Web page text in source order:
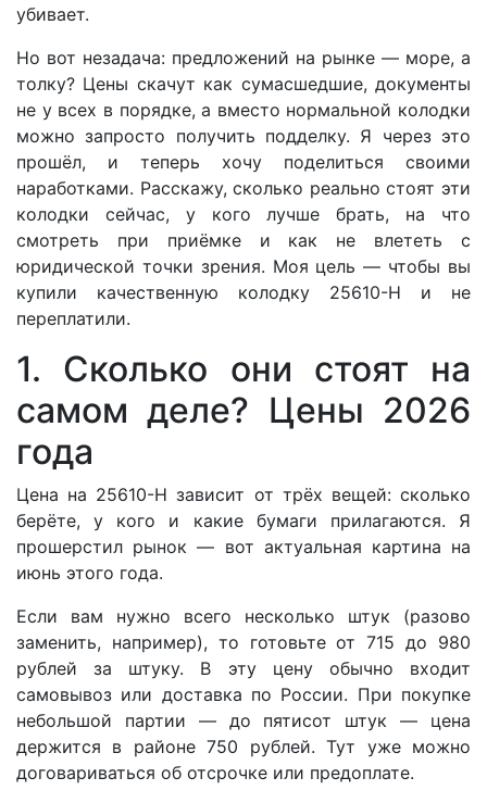
убивает.
Но вот незадача: предложений на рынке — море, а
толку? Цены скачут как сумасшедшие, документы
не у всех в порядке, а вместо нормальной колодки
можно запросто получить подделку. Я через это
прошёл, и теперь хочу поделиться своими
наработками. Расскажу, сколько реально стоят эти
колодки сейчас, у кого лучше брать, на что
смотреть при приёмке и как не влететь с
юридической точки зрения. Моя цель — чтобы вы
купили качественную колодку 25610-Н и не
переплатили.
1. Сколько они стоят на
самом деле? Цены 2026
года
Цена на 25610-Н зависит от трёх вещей: сколько
берёте, у кого и какие бумаги прилагаются. Я
прошерстил рынок — вот актуальная картина на
июнь этого года.
Если вам нужно всего несколько штук (разово
заменить, например), то готовьте от 715 до 980
рублей за штуку. В эту цену обычно входит
самовывоз или доставка по России. При покупке
небольшой партии — до пятисот штук — цена
держится в районе 750 рублей. Тут уже можно
договариваться об отсрочке или предоплате.